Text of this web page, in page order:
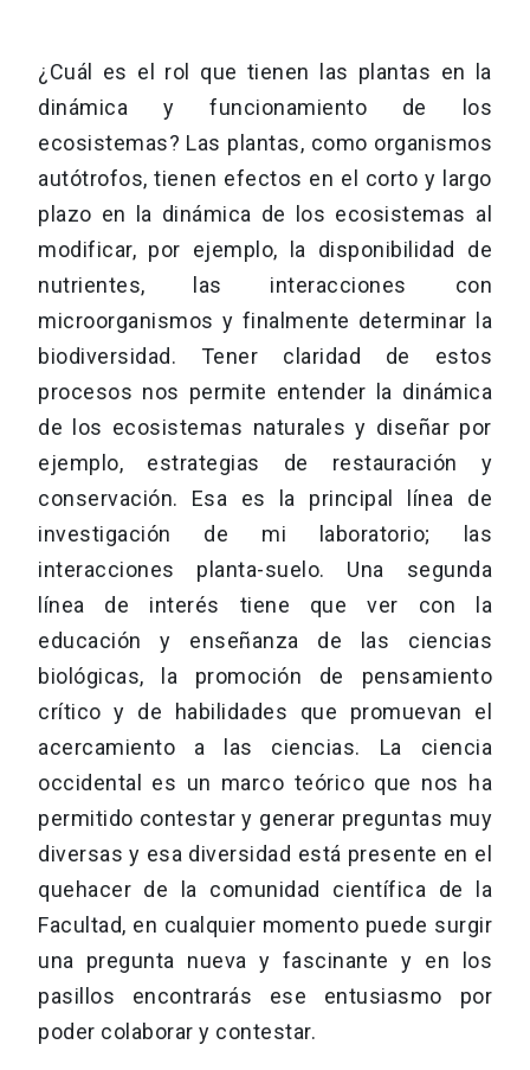
¿Cuál es el rol que tienen las plantas en la
dinámica y funcionamiento de los
ecosistemas? Las plantas, como organismos
autótrofos, tienen efectos en el corto y largo
plazo en la dinámica de los ecosistemas al
modificar, por ejemplo, la disponibilidad de
nutrientes, las interacciones con
microorganismos y finalmente determinar la
biodiversidad. Tener claridad de estos
procesos nos permite entender la dinámica
de los ecosistemas naturales y diseñar por
ejemplo, estrategias de restauración y
conservación. Esa es la principal línea de
investigación de mi laboratorio; las
interacciones planta-suelo. Una segunda
línea de interés tiene que ver con la
educación y enseñanza de las ciencias
biológicas, la promoción de pensamiento
crítico y de habilidades que promuevan el
acercamiento a las ciencias. La ciencia
occidental es un marco teórico que nos ha
permitido contestar y generar preguntas muy
diversas y esa diversidad está presente en el
quehacer de la comunidad científica de la
Facultad, en cualquier momento puede surgir
una pregunta nueva y fascinante y en los
pasillos encontrarás ese entusiasmo por
poder colaborar y contestar.